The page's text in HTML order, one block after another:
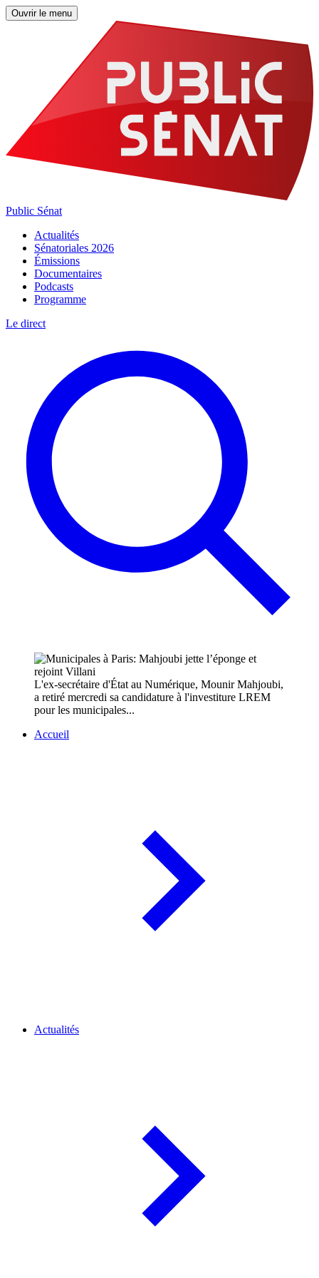
Ouvrir le menu
Public Sénat
Actualités
Sénatoriales 2026
Émissions
Documentaires
Podcasts
Programme
Le direct
L'ex-secrétaire d'État au Numérique, Mounir Mahjoubi,
a retiré mercredi sa candidature à l'investiture LREM
pour les municipales...
Accueil
Actualités